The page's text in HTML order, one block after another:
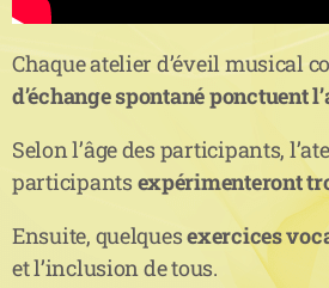
Chaque atelier d’éveil musical
d’échange spontané ponctuent
Selon l’âge des participants,
participants expérimenteront
Ensuite, quelquesexercices
et l’inclusion de tous.